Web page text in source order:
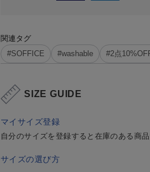
関連タグ
#SOFFICE
#washable #2点
SIZE GUIDE
マイサイズ登録
自分のサイズを登録すると在庫のある商
サイズの選び方